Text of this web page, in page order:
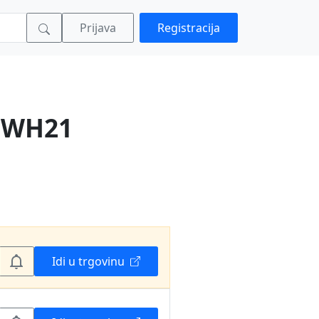
Prijava Registracija
Idi u trgovinu